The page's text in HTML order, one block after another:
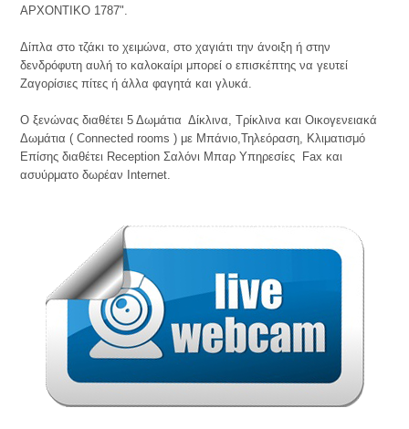
ΑΡΧΟΝΤΙΚΟ 1787".
Δίπλα στο τζάκι το χειμώνα, στο χαγιάτι την άνοιξη ή στην
δενδρόφυτη αυλή το καλοκαίρι μπορεί ο επισκέπτης να γευτεί
Ζαγορίσιες πίτες ή άλλα φαγητά και γλυκά.
Ο ξενώνας διαθέτει 5 Δωμάτια Δίκλινα, Τρίκλινα και Οικογενειακά
Δωμάτια ( Connected rooms ) με Μπάνιο,Τηλεόραση, Κλιματισμό
Επίσης διαθέτει Reception Σαλόνι Μπαρ Υπηρεσίες Fax και
ασυύρματο δωρέαν Internet.